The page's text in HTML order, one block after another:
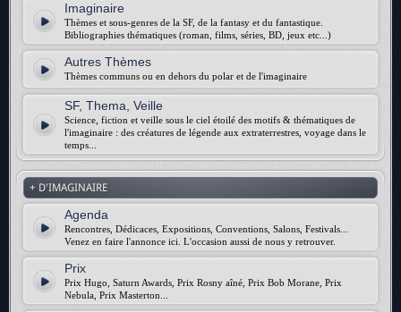
Imaginaire
Thèmes et sous-genres de la SF, de la fantasy et du fantastique.
Bibliographies thématiques (roman, films, séries, BD, jeux etc...)
Autres Thèmes
Thèmes communs ou en dehors du polar et de l'imaginaire
SF, Thema, Veille
Science, fiction et veille sous le ciel étoilé des motifs & thématiques de
l'imaginaire : des créatures de légende aux extraterrestres, voyage dans le
temps...
+ D'IMAGINAIRE
Agenda
Rencontres, Dédicaces, Expositions, Conventions, Salons, Festivals...
Venez en faire l'annonce ici. L'occasion aussi de nous y retrouver.
Prix
Prix Hugo, Saturn Awards, Prix Rosny aîné, Prix Bob Morane, Prix
Nebula, Prix Masterton...